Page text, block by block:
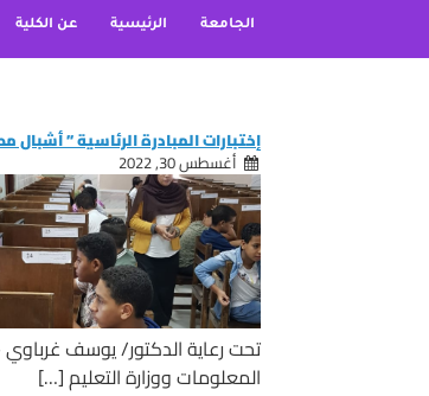
الجامعة الرئيسية عن الكلية
إختبارات المبادرة الرئاسية ”
أغسطس 30, 2022
تحت رعاية الدكتور/ يوسف غرباوي
المعلومات ووزارة التعليم […]